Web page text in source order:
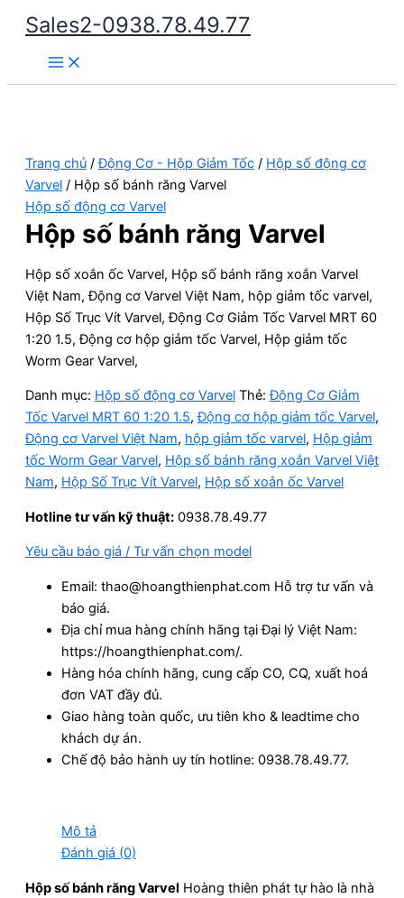
Nhảy
dung
Sales2-0938.78.49.77
Main
Menu
Trang chủ /Động Cơ - Hộp Giảm Tốc / Hộp số động cơ
Varvel / Hộp số bánh răng Varvel
Hộp số động cơ Varvel
Hộp số bánh răng Varvel
Hộp số xoắn ốc Varvel, Hộp số bánh răng xoắn Varvel
Việt Nam, Động cơ Varvel Việt Nam, hộp giảm tốc varvel,
Hộp Số Trục Vít Varvel, Động Cơ Giảm Tốc Varvel MRT 60
1:20 1.5, Động cơ hộp giảm tốc Varvel, Hộp giảm tốc
Worm Gear Varvel,
Danh mục: Hộp số động cơ Varvel Thẻ:Động Cơ Giảm
Tốc Varvel MRT 60 1:20 1.5,Động cơ hộp giảm tốc Varvel,
Động cơ Varvel Việt Nam, hộp giảm tốc varvel, Hộp giảm
tốc Worm Gear Varvel, Hộp số bánh răng xoắn Varvel Việt
Nam, Hộp Số Trục Vít Varvel, Hộp số xoắn ốc Varvel
Hotline tư vấn kỹ thuật: 0938.78.49.77
Yêu cầu báo giá / Tư vấn chọn model
Email: thao@hoangthienphat.com Hỗ trợ tư vấn và
báo giá.
Địa chỉ mua hàng chính hãng tại Đại lý Việt Nam:
https://hoangthienphat.com/.
Hàng hóa chính hãng, cung cấp CO, CQ, xuất hoá
đơn VAT đầy đủ.
Giao hàng toàn quốc, ưu tiên kho & leadtime cho
khách dự án.
Chế độ bảo hành uy tín hotline: 0938.78.49.77.
Mô tả
Đánh giá (0)
Hộp số bánh răng Varvel Hoàng thiên phát tự hào là nhà